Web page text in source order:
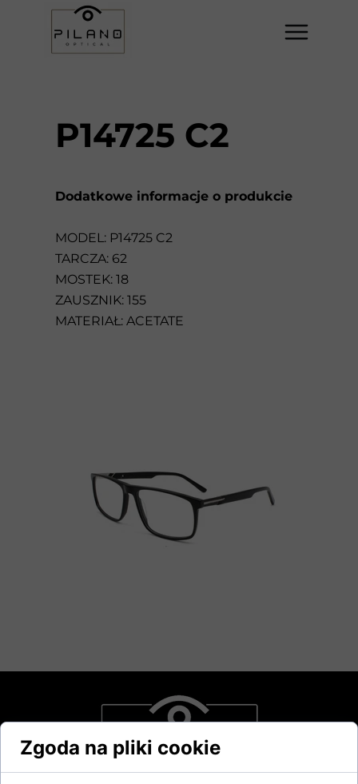
Dodatkowe informacje o produkcie
MODEL: P14725 C2
TARCZA: 62
MOSTEK: 18
ZAUSZNIK: 155
MATERIAŁ: ACETATE
P14725 C2
Zgoda na pliki cookie